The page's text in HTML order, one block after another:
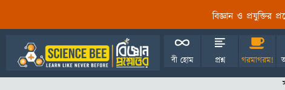
বিজ্ঞান ও প্রযুক্তির
বী হোম প্রশ্ন গরমাগরম!